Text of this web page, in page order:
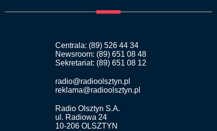
Centrala: (89) 526 44 34
Newsroom: (89) 651 08 48
Sekretariat: (89) 651 08 12
radio@radioolsztyn.pl
reklama@radioolsztyn.pl
Radio Olsztyn S.A.
ul. Radiowa 24
10-206 OLSZTYN